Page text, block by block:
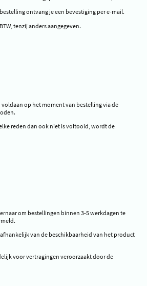
ontvang je een bevestiging per e-mail.
tenzij anders aangegeven.
op het moment van bestelling via de
reden dan ook niet is voltooid, wordt de
om bestellingen binnen 3-5 werkdagen te
van de beschikbaarheid van het product
voor vertragingen veroorzaakt door de